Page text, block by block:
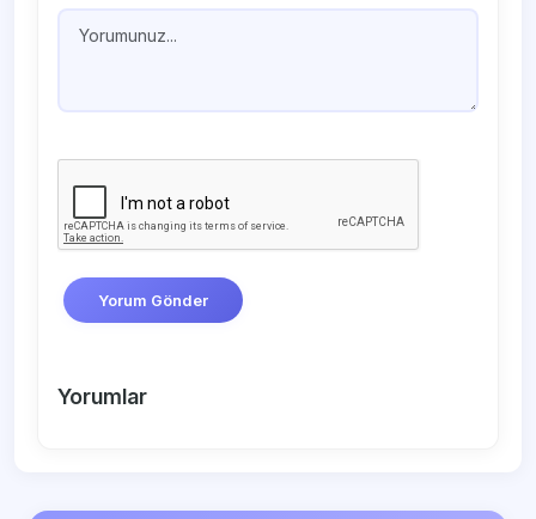
Yorum Gönder
Yorumlar